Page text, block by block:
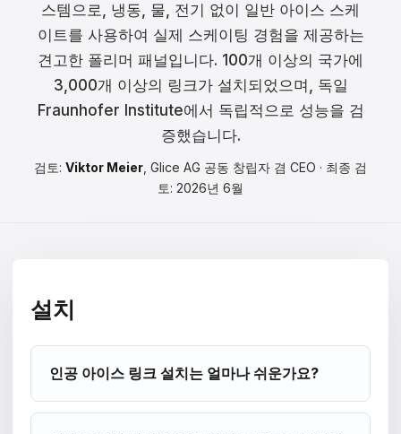
Norsk
Suomi
Polski
日本語
中文
Русский
스템으로, 냉동, 물, 전기 없이 일반 아이스 스케
이트를 사용하여 실제 스케이팅 경험을 제공하는
견고한 폴리머 패널입니다. 100개 이상의 국가에
3,000개 이상의 링크가 설치되었으며, 독일
Fraunhofer Institute에서 독립적으로 성능을 검
증했습니다.
검토: Viktor Meier , Glice AG 공동 창립자 겸 CEO · 최종 검
토: 2026년 6월
설치
인공 아이스 링크 설치는 얼마나 쉬운가요?